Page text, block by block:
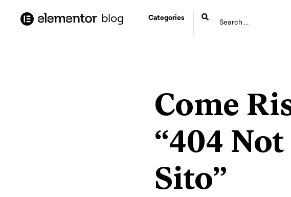
blog Categories
Come
“404
Sito”